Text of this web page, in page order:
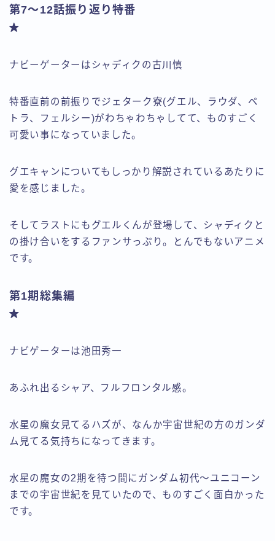
第7～12話振り返り特番
ナビーゲーターはシャディクの古川慎
特番直前の前振りでジェターク寮(グエル、ラウダ、ペ
トラ、フェルシー)がわちゃわちゃしてて、ものすごく
可愛い事になっていました。
グエキャンについてもしっかり解説されているあたりに
愛を感じました。
そしてラストにもグエルくんが登場して、シャディクと
の掛け合いをするファンサっぷり。とんでもないアニメ
です。
第1期総集編
ナビゲーターは池田秀一
あふれ出るシャア、フルフロンタル感。
水星の魔女見てるハズが、なんか宇宙世紀の方のガンダ
ム見てる気持ちになってきます。
水星の魔女の2期を待つ間にガンダム初代～ユニコーン
までの宇宙世紀を見ていたので、ものすごく面白かった
です。